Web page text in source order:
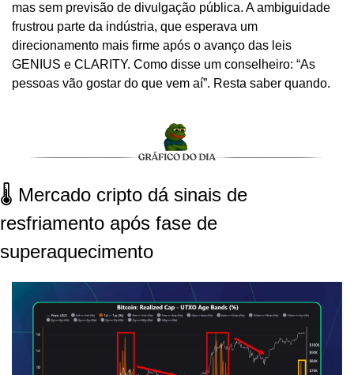
mas sem previsão de divulgação pública. A ambiguidade
frustrou parte da indústria, que esperava um
direcionamento mais firme após o avanço das leis
GENIUS e CLARITY. Como disse um conselheiro: “As
pessoas vão gostar do que vem aí”. Resta saber quando.
🌡️ Mercado cripto dá sinais de
resfriamento após fase de
superaquecimento